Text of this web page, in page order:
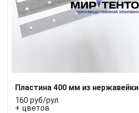
Пластина 400 мм из нержавейки
160 руб/рул.
+ цветов